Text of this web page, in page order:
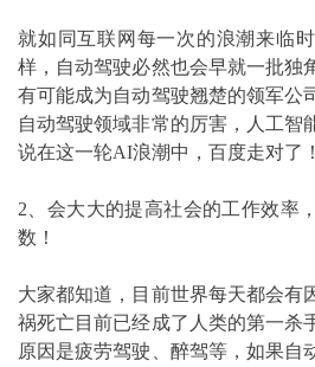
就如同互联网每一次的浪潮来临
样，自动驾驶必然也会早就一批独
有可能成为自动驾驶翘楚的领军公
自动驾驶领域非常的厉害，人工智
说在这一轮AI浪潮中，百度走对了！
2、会大大的提高社会的工作效率
数！
大家都知道，目前世界每天都会有
祸死亡目前已经成了人类的第一杀
原因是疲劳驾驶、醉驾等，如果自